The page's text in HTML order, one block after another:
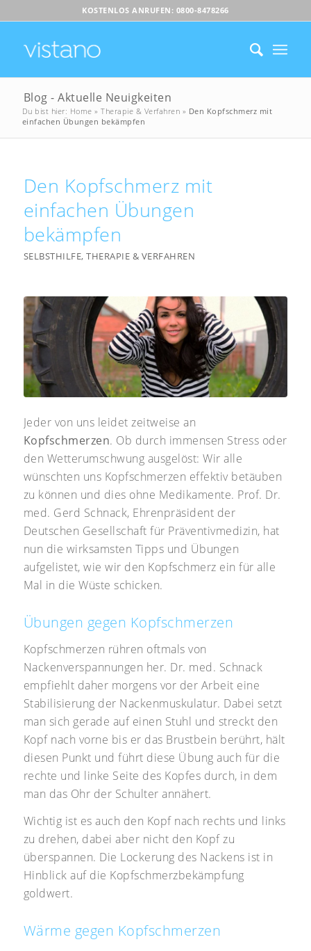
KOSTENLOS ANRUFEN: 0800-8478266
Blog - Aktuelle Neuigkeiten
Du bist hier: Home »Therapie & Verfahren » Den Kopfschmerz mit
einfachen Übungen bekämpfen
Den Kopfschmerz mit
einfachen Übungen
bekämpfen
SELBSTHILFE,THERAPIE & VERFAHREN
Jeder von uns leidet zeitweise an
Kopfschmerzen. Ob durch immensen Stress oder
den Wetterumschwung ausgelöst: Wir alle
wünschten uns Kopfschmerzen effektiv betäuben
zu können und dies ohne Medikamente. Prof. Dr.
med. Gerd Schnack, Ehrenpräsident der
Deutschen Gesellschaft für Präventivmedizin, hat
nun die wirksamsten Tipps und Übungen
aufgelistet, wie wir den Kopfschmerz ein für alle
Mal in die Wüste schicken.
Übungen gegen Kopfschmerzen
Kopfschmerzen rühren oftmals von
Nackenverspannungen her. Dr. med. Schnack
empfiehlt daher morgens vor der Arbeit eine
Stabilisierung der Nackenmuskulatur. Dabei setzt
man sich gerade auf einen Stuhl und streckt den
Kopf nach vorne bis er das Brustbein berührt, hält
diesen Punkt und führt diese Übung auch für die
rechte und linke Seite des Kopfes durch, in dem
man das Ohr der Schulter annähert.
Wichtig ist es auch den Kopf nach rechts und links
zu drehen, dabei aber nicht den Kopf zu
überspannen. Die Lockerung des Nackens ist in
Hinblick auf die Kopfschmerzbekämpfung
goldwert.
Wärme gegen Kopfschmerzen